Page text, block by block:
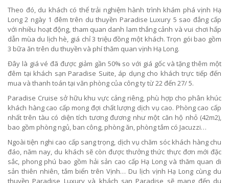
Theo đó, du khách có thể trải nghiệm hành trình khám phá vịnh Hạ
Long 2 ngày 1 đêm trên du thuyền Paradise Luxury 5 sao đẳng cấp
với nhiều hoạt động, tham quan danh lam thắng cảnh và vui chơi hấp
dẫn mùa du lịch hè, giá chỉ 3 triệu đồng một khách. Trọn gói bao gồm
3 bữa ăn trên du thuyền và phí thăm quan vịnh Hạ Long.
Đây là giá vé đã được giảm gần 50% so với giá gốc và tặng thêm một
đêm tại khách sạn Paradise Suite, áp dụng cho khách trực tiếp đến
mua và thanh toán tại văn phòng của công ty từ 22 đến 27/ 5.
Paradise Cruise sở hữu khu vực cảng riêng, phù hợp cho phân khúc
khách hàng cao cấp mong đợi chất lượng dịch vụ cao. Phòng cao cấp
nhất trên tàu có diện tích tương đương như một căn hộ nhỏ (42m2),
bao gồm phòng ngủ, ban công, phòng ăn, phòng tắm có Jacuzzi…
Ngoài tiện nghi cao cấp sang trọng, dịch vụ chăm sóc khách hàng chu
đáo, năm nay, du khách sẽ còn được thưởng thức thực đơn mới đặc
sắc, phong phú bao gồm hải sản cao cấp Hạ Long và thăm quan di
sản thiên nhiên, tắm biển trên Vịnh… Du lịch vịnh Hạ Long cùng du
thuyền Paradise Luxury và khách sạn Paradise sẽ mang đến du